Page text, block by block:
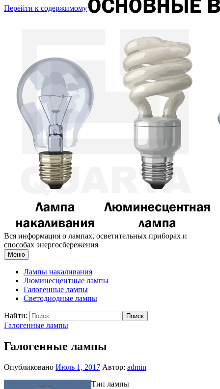
Перейти к содержимому
Вся информация о лампах, осветительных приборах и
способах энергосбережения
Меню
Лампы накаливания
Люминесцентные лампы
Галогенные лампы
Светодиодные лампы
Найти:
Галогенные лампы
Галогенные лампы
Опубликовано Июль 1, 2017 Автор: admin
Тип лампы